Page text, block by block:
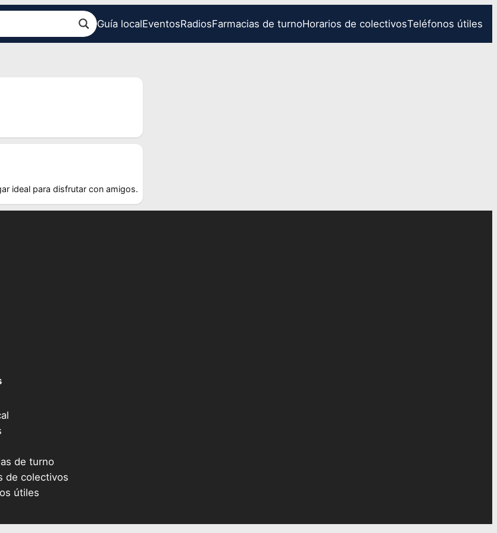
Guía localEventosRadiosFarmacias de turnoHorarios de colectivosTeléfonos útiles
ideal para disfrutar con amigos.
de turno
de colectivos
útiles